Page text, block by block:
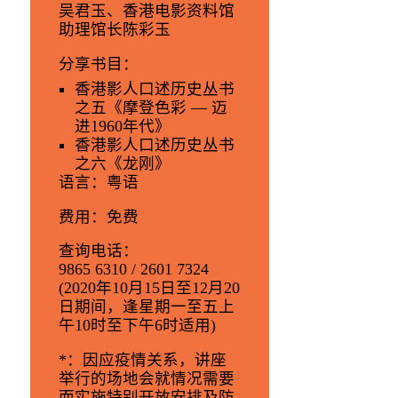
吴君玉、香港电影资料馆
助理馆长陈彩玉
分享书目 ：
香港影人口述历史丛书
之五《摩登色彩 — 迈
进1960年代》
香港影人口述历史丛书
之六《龙刚》
语言 ：粤语
费用 ：免费
查询电话 ：
9865 6310 / 2601 7324
(2020年10月15日至12月20
日期间，逢星期一至五上
午10时至下午6时适用)
*：因应疫情关系，讲座
举行的场地会就情况需要